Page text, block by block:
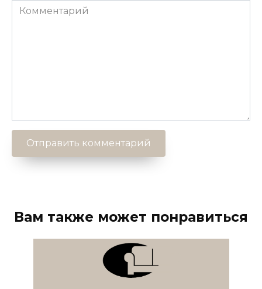
Комментарий
Вам также может понравиться